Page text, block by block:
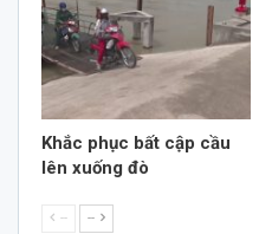
Khắc phục bất cập cầu
lên xuống đò
-- --